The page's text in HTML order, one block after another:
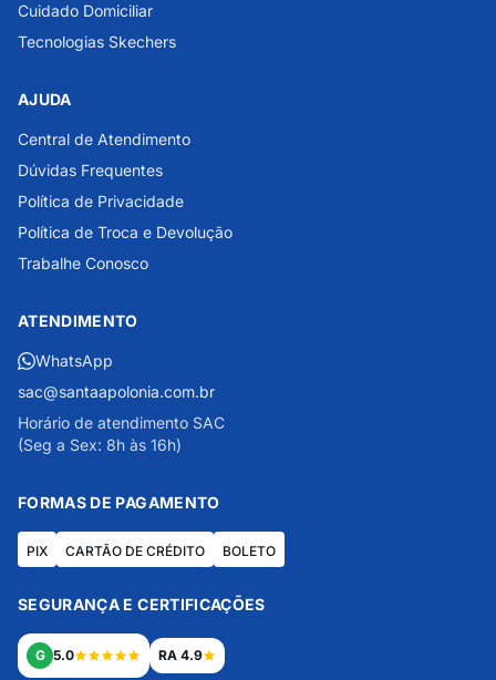
Cuidado Domiciliar
Tecnologias Skechers
AJUDA
Central de Atendimento
Dúvidas Frequentes
Política de Privacidade
Política de Troca e Devolução
Trabalhe Conosco
ATENDIMENTO
WhatsApp
sac@santaapolonia.com.br
Horário de atendimento SAC
(Seg a Sex: 8h às 16h)
FORMAS DE PAGAMENTO
PIX CARTÃO DE CRÉDITO BOLETO
SEGURANÇA E CERTIFICAÇÕES
G 5.0 RA 4.9